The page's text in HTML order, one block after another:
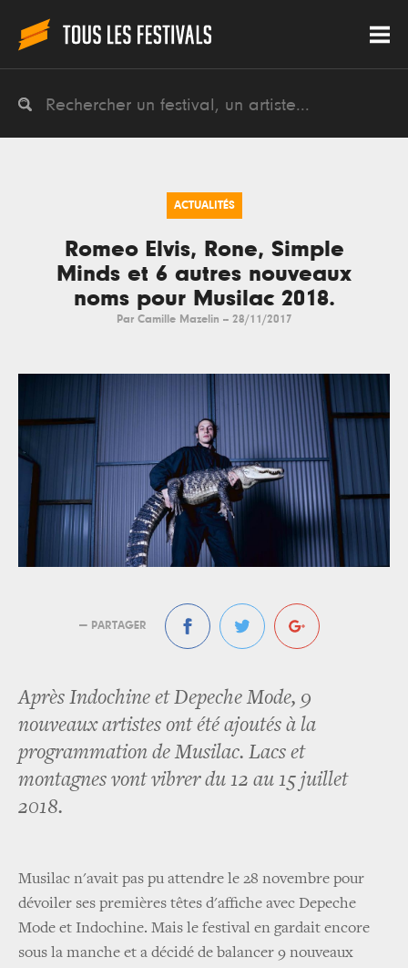
ACTUALITÉS
Romeo Elvis, Rone, Simple
Minds et 6 autres nouveaux
noms pour Musilac 2018.
Par Camille Mazelin -- 28/11/2017
— PARTAGER
Après Indochine et Depeche Mode, 9
nouveaux artistes ont été ajoutés à la
programmation de Musilac. Lacs et
montagnes vont vibrer du 12 au 15 juillet
2018.
Musilac n'avait pas pu attendre le 28 novembre pour
dévoiler ses premières têtes d'affiche avec Depeche
Mode et Indochine. Mais le festival en gardait encore
sous la manche et a décidé de balancer 9 nouveaux